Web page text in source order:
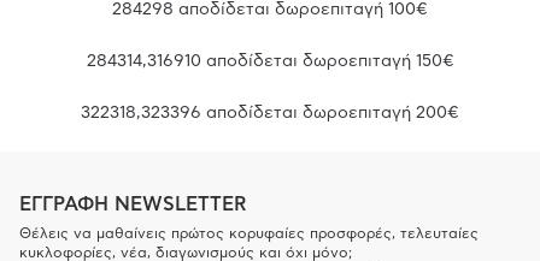
284298 αποδίδεται δωροεπιταγή 100€
284314,316910 αποδίδεται δωροεπιταγή 150€
322318,323396 αποδίδεται δωροεπιταγή 200€
ΕΓΓΡΑΦΗ NEWSLETTER
Θέλεις να μαθαίνεις πρώτος κορυφαίες προσφορές, τελευταίες
κυκλοφορίες, νέα, διαγωνισμούς και όχι μόνο;